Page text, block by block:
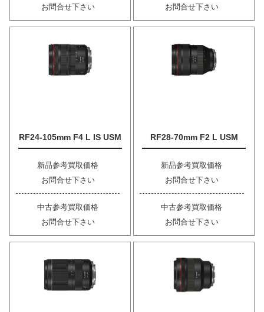
お問合せ下さい
お問合せ下さい
RF24-105mm F4 L IS USM
新品参考買取価格
お問合せ下さい
中古参考買取価格
お問合せ下さい
RF28-70mm F2 L USM
新品参考買取価格
お問合せ下さい
中古参考買取価格
お問合せ下さい